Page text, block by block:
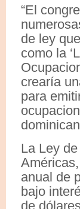
“El
de ley
como la
crearía
para
La Ley
anual de
bajo
de